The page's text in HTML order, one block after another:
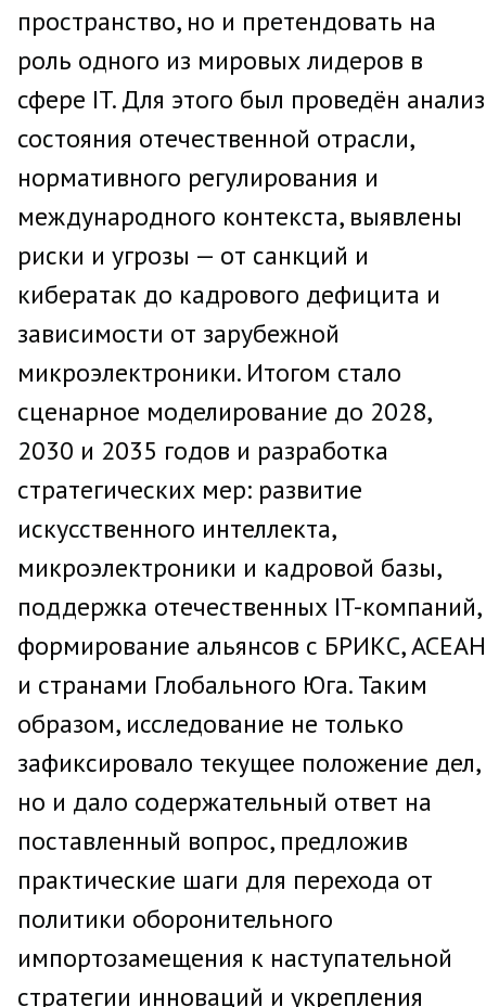
пространство, но и претендовать на
роль одного из мировых лидеров в
сфере IT. Для этого был проведён анализ
состояния отечественной отрасли,
нормативного регулирования и
международного контекста, выявлены
риски и угрозы — от санкций и
кибератак до кадрового дефицита и
зависимости от зарубежной
микроэлектроники. Итогом стало
сценарное моделирование до 2028,
2030 и 2035 годов и разработка
стратегических мер: развитие
искусственного интеллекта,
микроэлектроники и кадровой базы,
поддержка отечественных IT-компаний,
формирование альянсов с БРИКС, АСЕАН
и странами Глобального Юга. Таким
образом, исследование не только
зафиксировало текущее положение дел,
но и дало содержательный ответ на
поставленный вопрос, предложив
практические шаги для перехода от
политики оборонительного
импортозамещения к наступательной
стратегии инноваций и укрепления